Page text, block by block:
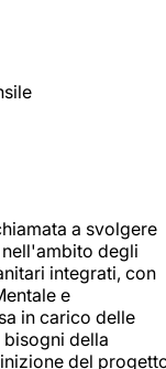
a svolgere
degli
integrati, con
e
in carico delle
bisogni della
del